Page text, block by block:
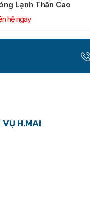
Lạnh Thân Cao
hệ ngay
VỤ H.MAI